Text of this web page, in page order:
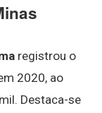
registrou o
2020, ao
Destaca-se